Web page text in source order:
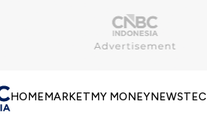
HOMEMARKETMY MONEYNEWS